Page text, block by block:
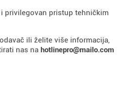
privilegovan pristup tehničkim
ili želite više informacija,
nas na hotlinepro@mailo.com